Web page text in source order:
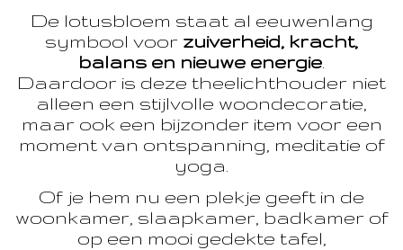
De lotusbloem staat al eeuwenlang
symbool voor zuiverheid, kracht,
balans en nieuwe energie
Daardoor is deze theelichthouder niet
alleen een stijlvolle woondecoratie,
maar ook een bijzonder item voor een
moment van ontspanning, meditatie of
yoga.
Of je hem nu een plekje geeft in de
woonkamer, slaapkamer, badkamer of
op een mooi gedekte tafel,